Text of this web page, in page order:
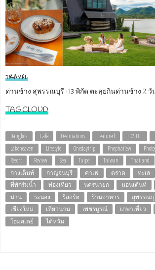
TRAVEL
ด่านช้าง สุพรรณบุรี : 13 พิกัด ตะลุยกินด่านช้าง 2 วั
TAG CLOUD
Bangkok Cafe Destinations Featured HOSTEL
Lakeheaven
Lifestyle Onedaytrip Phephatiew
Resort
Review Sea Taipei Taiwan Thailand
กางเต็นท์
กาญจนบุรี คาเฟ่ ตราด ทะเล
ที่พักริมน้ำ
ท่องเที่ยว นครนายก นอนเต้นท์
น่าน
ระนอง รีสอร์ท ร้านอาหาร สุพรรณ
เชียงใหม่
เที่ยวน่าน เพชรบูรณ์ เภพาเที่ยว
โฮมสเตย์
ไต้หวัน